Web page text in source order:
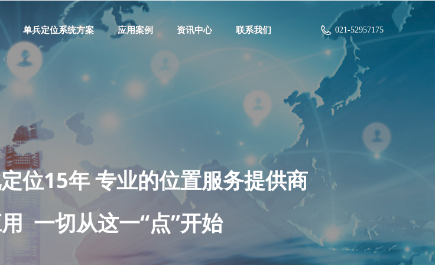
位15年 专业的位置服务提供商
一切从这一“点”开始
021-52957175
单兵定位系统方案 应用案例 资讯中心 联系我们 021-52957175
单兵定位系统方案 应用案例 资讯中心 联系我们